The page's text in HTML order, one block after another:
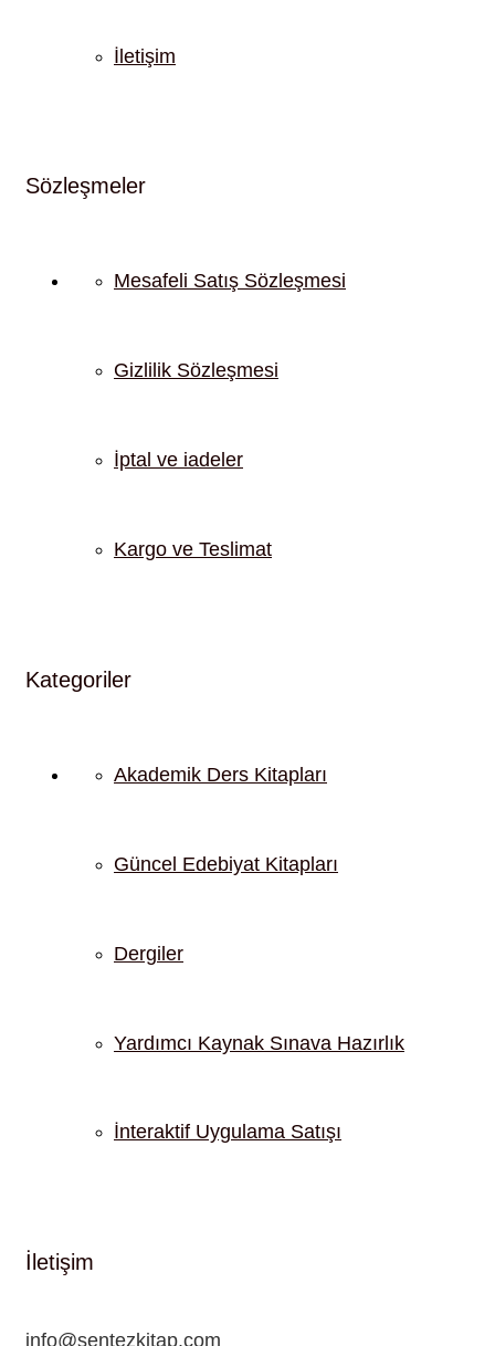
İletişim
Sözleşmeler
Mesafeli Satış Sözleşmesi
Gizlilik Sözleşmesi
İptal ve iadeler
Kargo ve Teslimat
Kategoriler
Akademik Ders Kitapları
Güncel Edebiyat Kitapları
Dergiler
Yardımcı Kaynak Sınava Hazırlık
İnteraktif Uygulama Satışı
İletişim
info@sentezkitap.com